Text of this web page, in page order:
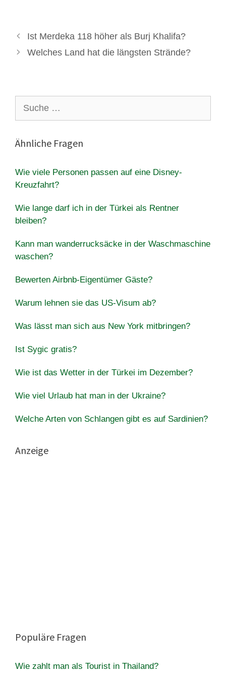
Ist Merdeka 118 höher als Burj Khalifa?
Welches Land hat die längsten Strände?
nach:
Ähnliche Fragen
Wie viele Personen passen auf eine Disney-
Kreuzfahrt?
Wie lange darf ich in der Türkei als Rentner
bleiben?
Kann man wanderrucksäcke in der Waschmaschine
waschen?
Bewerten Airbnb-Eigentümer Gäste?
Warum lehnen sie das US-Visum ab?
Was lässt man sich aus New York mitbringen?
Ist Sygic gratis?
Wie ist das Wetter in der Türkei im Dezember?
Wie viel Urlaub hat man in der Ukraine?
Welche Arten von Schlangen gibt es auf Sardinien?
Anzeige
Populäre Fragen
Wie zahlt man als Tourist in Thailand?